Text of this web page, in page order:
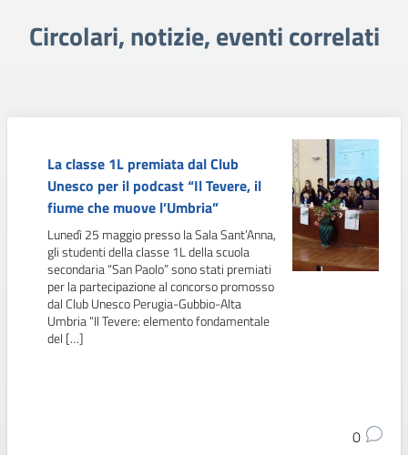
Circolari, notizie, eventi correlati
La classe 1L premiata dal Club
Unesco per il podcast “Il Tevere, il
fiume che muove l’Umbria”
Lunedì 25 maggio presso la Sala Sant’Anna,
gli studenti della classe 1L della scuola
secondaria “San Paolo” sono stati premiati
per la partecipazione al concorso promosso
dal Club Unesco Perugia-Gubbio-Alta
Umbria “Il Tevere: elemento fondamentale
del […]
0